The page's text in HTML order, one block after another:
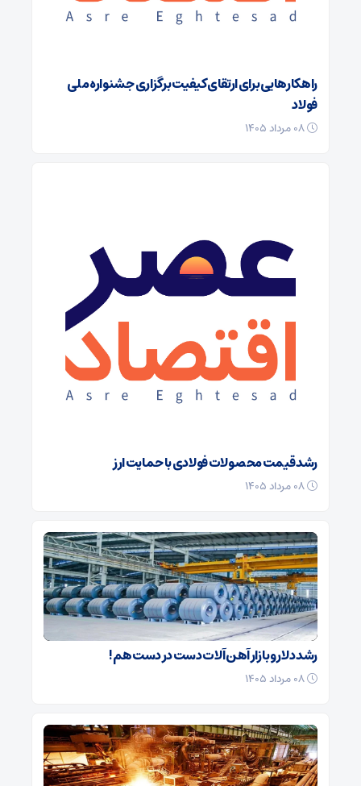
راهکارهایی برای ارتقای کیفیت برگزاری جشنواره ملی
فولاد
رشد قیمت محصولات فولادی با حمایت ارز
رشد دلار و بازار آهن‌ آلات دست در دست هم!